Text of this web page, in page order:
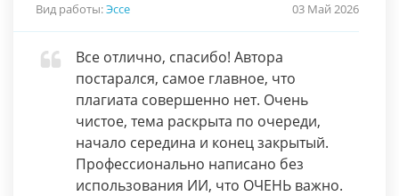
Вид работы:Эссе 03 Май 2026
Все отлично, спасибо! Автора
постарался, самое главное, что
плагиата совершенно нет. Очень
чистое, тема раскрыта по очереди,
начало середина и конец закрытый.
Профессионально написано без
использования ИИ, что ОЧЕНЬ важно.